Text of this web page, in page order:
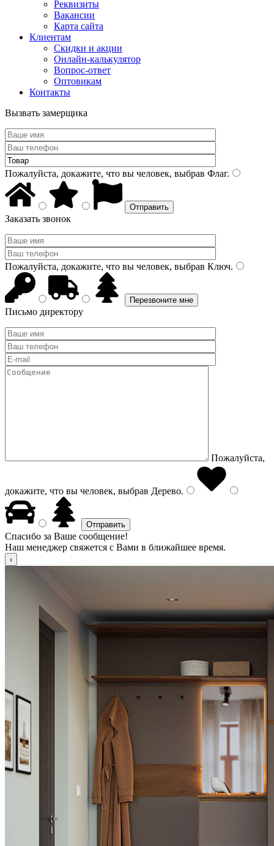
Реквизиты
Вакансии
Карта сайта
Клиентам
Скидки и акции
Онлайн-калькулятор
Вопрос-ответ
Оптовикам
Контакты
Вызвать замерщика
Пожалуйста, докажите, что вы человек, выбрав Флаг.
Заказать звонок
Пожалуйста, докажите, что вы человек, выбрав Ключ.
Письмо директору
Пожалуйста,
докажите, что вы человек, выбрав Дерево.
Спасибо за Ваше сообщение!
Наш менеджер свяжется с Вами в ближайшее время.